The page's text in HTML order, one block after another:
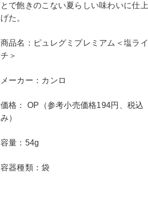
とで飽きのこない夏らしい味わいに仕上
げた。
商品名：ピュレグミプレミアム＜塩ライ
チ＞
メーカー：カンロ
価格： OP（参考小売価格194円、税込
み）
容量：54g
容器種類：袋